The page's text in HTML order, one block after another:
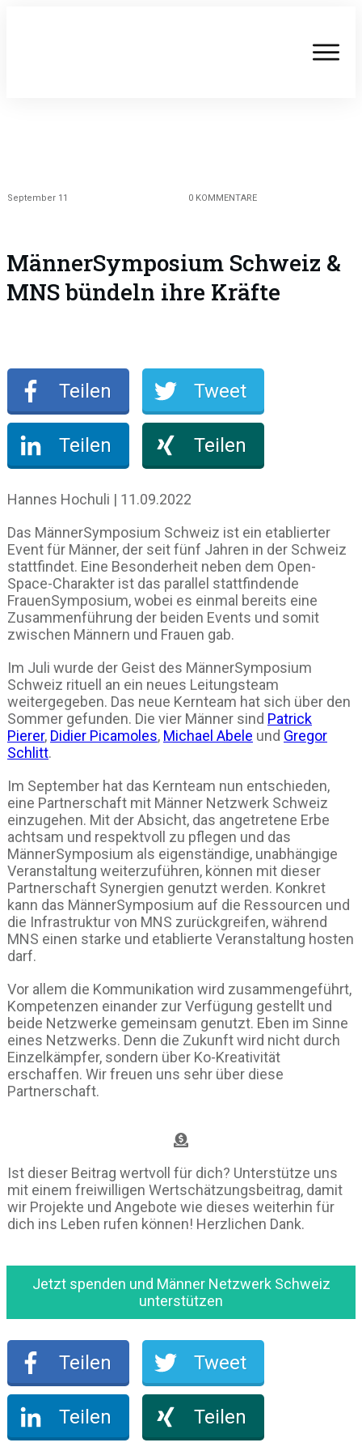
September 11 0KOMMENTARE
MännerSymposium Schweiz &
MNS bündeln ihre Kräfte
Teilen Tweet
Teilen Teilen
Hannes Hochuli | 11.09.2022
Das MännerSymposium Schweiz ist ein etablierter
Event für Männer, der seit fünf Jahren in der Schweiz
stattfindet. Eine Besonderheit neben dem Open-
Space-Charakter ist das parallel stattfindende
FrauenSymposium, wobei es einmal bereits eine
Zusammenführung der beiden Events und somit
zwischen Männern und Frauen gab.
Im Juli wurde der Geist des MännerSymposium
Schweiz rituell an ein neues Leitungsteam
weitergegeben. Das neue Kernteam hat sich über den
Sommer gefunden. Die vier Männer sind Patrick
Pierer, Didier Picamoles, Michael Abele und Gregor
Schlitt.
Im September hat das Kernteam nun entschieden,
eine Partnerschaft mit Männer Netzwerk Schweiz
einzugehen. Mit der Absicht, das angetretene Erbe
achtsam und respektvoll zu pflegen und das
MännerSymposium als eigenständige, unabhängige
Veranstaltung weiterzuführen, können mit dieser
Partnerschaft Synergien genutzt werden. Konkret
kann das MännerSymposium auf die Ressourcen und
die Infrastruktur von MNS zurückgreifen, während
MNS einen starke und etablierte Veranstaltung hosten
darf.
Vor allem die Kommunikation wird zusammengeführt,
Kompetenzen einander zur Verfügung gestellt und
beide Netzwerke gemeinsam genutzt. Eben im Sinne
eines Netzwerks. Denn die Zukunft wird nicht durch
Einzelkämpfer, sondern über Ko-Kreativität
erschaffen. Wir freuen uns sehr über diese
Partnerschaft.
Ist dieser Beitrag wertvoll für dich? Unterstütze uns
mit einem freiwilligen Wertschätzungsbeitrag, damit
wir Projekte und Angebote wie dieses weiterhin für
dich ins Leben rufen können! Herzlichen Dank.
Jetzt spenden und Männer Netzwerk Schweiz
unterstützen
Teilen Tweet
Teilen Teilen